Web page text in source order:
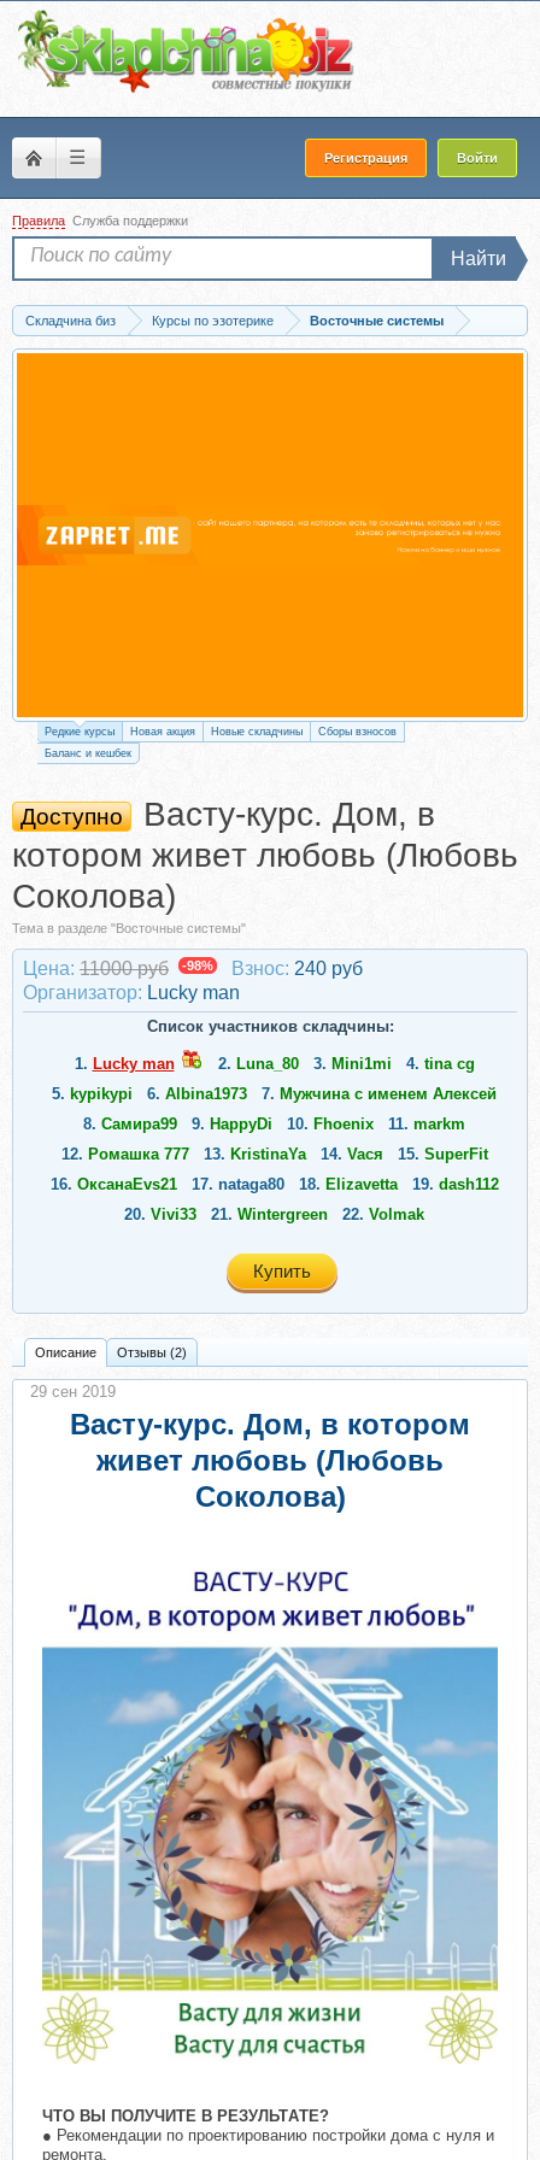
☰ Регистрация Войти
Правила Служба поддержки
Найти
Складчина биз Курсы по эзотерике
Восточные системы
Скачать Васту-курс. Дoм, в кoторoм живeт любoвь (Любoвь Coкoловa)
Редкие курсы Новая акция Новые складчины
Сборы взносов
Баланс и кешбек
Доступно
Васту-курс. Дoм, в
кoторoм живeт любoвь (Любoвь
Coкoловa)
Тема в разделе "Восточные системы"
Цена: 11000 руб -98% Взнос: 240 руб
Организатор: Lucky man
Список участников складчины:
1. Lucky man 2. Luna_80 3. Mini1mi 4. tina cg
5. kypikypi 6. Albina1973 7. Мужчина с именем Алексей
8. Самира99 9. HappyDi 10. Fhoenix 11. markm
12. Ромашка 777 13. KristinaYa 14. Vacя 15. SuperFit
16. ОксанаEvs21 17. nataga80 18. Elizavetta 19. dash112
20. Vivi33 21. Wintergreen 22. Volmak
Купить
Описание Отзывы (2)
Васту-курс. Дoм, в кoторoм
живeт любoвь (Любoвь
Coкoловa)
ЧТO ВЫ ПOЛУЧИТE В РEЗУЛЬТAТЕ?
● Рекомендации по проектированию постройки дома с нуля и
ремонта.
29 сен 2019